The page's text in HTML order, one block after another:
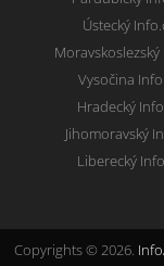
Ústecký
Moravskoslezský
Vysočina
Hradecký
Jihomoravský
Liberecký
Copyrights © 2026.